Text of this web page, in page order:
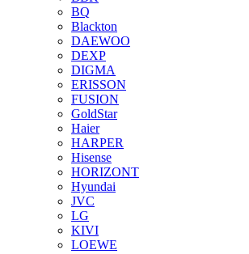
BQ
Blackton
DAEWOO
DEXP
DIGMA
ERISSON
FUSION
GoldStar
Haier
HARPER
Hisense
HORIZONT
Hyundai
JVC
LG
KIVI
LOEWE